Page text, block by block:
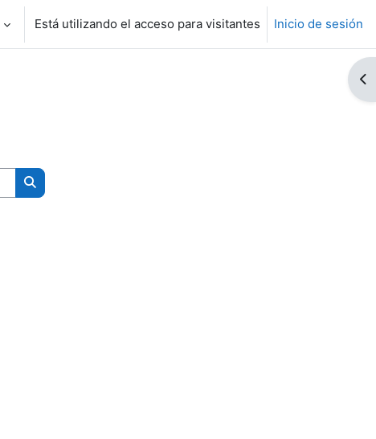
Está utilizando el acceso para visitantes Inicio de sesión
Buscar cursos